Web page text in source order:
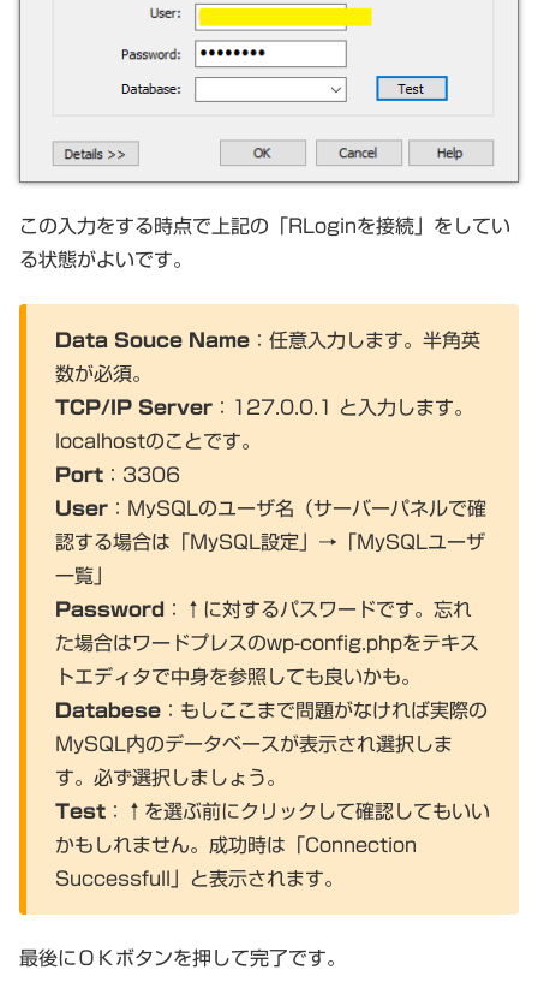
この入力をする時点で上記の「RLoginを接続」をしてい
る状態がよいです。
Data Souce Name ：任意入力します。半角英
数が必須。
TCP/IP Server ：127.0.0.1 と入力します。
localhostのことです。
Port ：3306
User ：MySQLのユーザ名（サーバーパネルで確
認する場合は「MySQL設定」→「MySQLユーザ
一覧」
Password
：↑に対するパスワードです。忘れ
た場合はワードプレスのwp-config.phpをテキス
トエディタで中身を参照しても良いかも。
Databese ：もしここまで問題がなければ実際の
MySQL内のデータベースが表示され選択しま
す。必ず選択しましょう。
Test ：↑を選ぶ前にクリックして確認してもいい
かもしれません。成功時は「Connection
Successfull」と表示されます。
最後にＯＫボタンを押して完了です。